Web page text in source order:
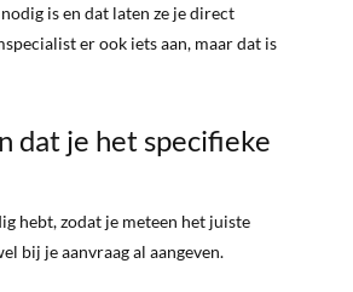
is en dat laten ze je direct
er ook iets aan, maar dat is
dat je het specifieke
hebt, zodat je meteen het juiste
bij je aanvraag al aangeven.